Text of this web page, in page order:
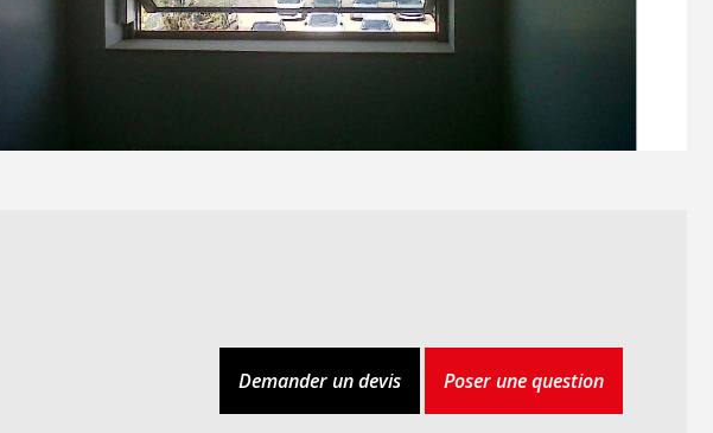
Demander un devis Poser une question